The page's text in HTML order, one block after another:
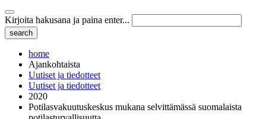
Kirjoita hakusana ja paina enter...
home
Ajankohtaista
Uutiset ja tiedotteet
Uutiset ja tiedotteet
2020
Potilasvakuutuskeskus mukana selvittämässä suomalaista